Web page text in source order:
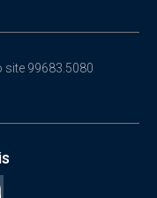
site 99683.5080